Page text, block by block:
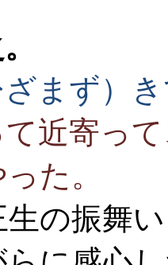
まず）
近寄っ
た。
の振舞